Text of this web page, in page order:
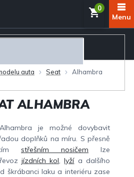
auta Seat Alhambra
ALHAMBRA
je možné dovybavit
doplňků na míru. S přesně
střešním nosičem lze
jízdních kol,lyžía dalšího
škrábanci laku a interiéru zase